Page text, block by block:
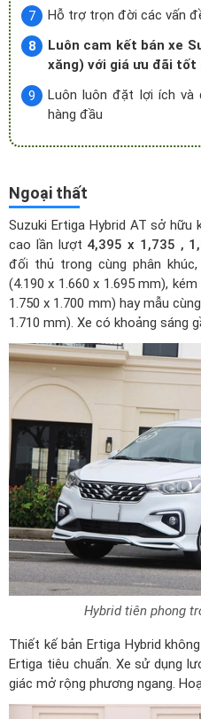
Hỗ trợ trọn đời các vấn
Luôn cam kết bán xe
xăng) với giá ưu đãi
Luôn luôn đặt lợi ích và
hàng đầu
Ngoại thất
Suzuki Ertiga Hybrid AT sở
cao lần lượt 4,395 x 1,735 ,
đối thủ trong cùng phân
(4.190 x 1.660 x 1.695 mm),
1.750 x 1.700 mm) hay mẫu
1.710 mm). Xe có khoảng sáng
Hybrid tiên phong
Thiết kế bản Ertiga Hybrid
Ertiga tiêu chuẩn. Xe sử dụng
giác mở rộng phương ngang.